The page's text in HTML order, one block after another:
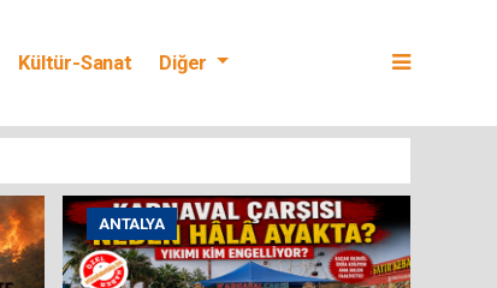
Kültür-Sanat
Diğer
ANTALYA